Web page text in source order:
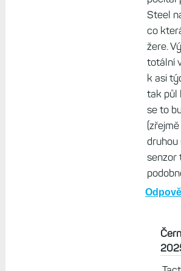
(leda
umějí,
což mi
se
počítal
Steel
co
žere.
k asi
tak